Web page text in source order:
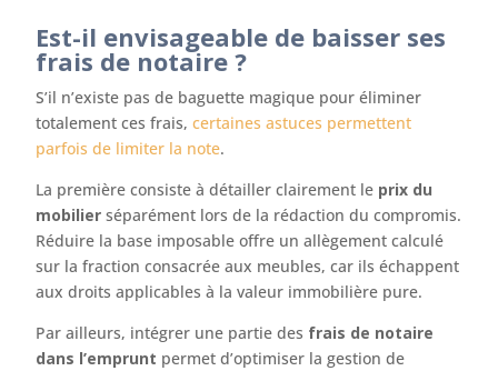
Est-il envisageable de baisser ses
frais de notaire ?
S’il n’existe pas de baguette magique pour éliminer
totalement ces frais,certaines astuces permettent
parfois de limiter la note.
La première consiste à détailler clairement le prix du
mobilier séparément lors de la rédaction du compromis.
Réduire la base imposable offre un allègement calculé
sur la fraction consacrée aux meubles, car ils échappent
aux droits applicables à la valeur immobilière pure.
Par ailleurs, intégrer une partie des frais de notaire
dans l’emprunt permet d’optimiser la gestion de